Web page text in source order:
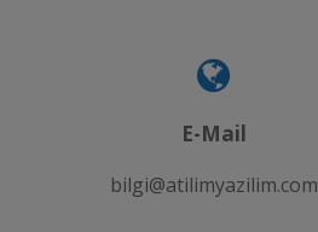
E-Mail
bilgi@atilimyazilim.com